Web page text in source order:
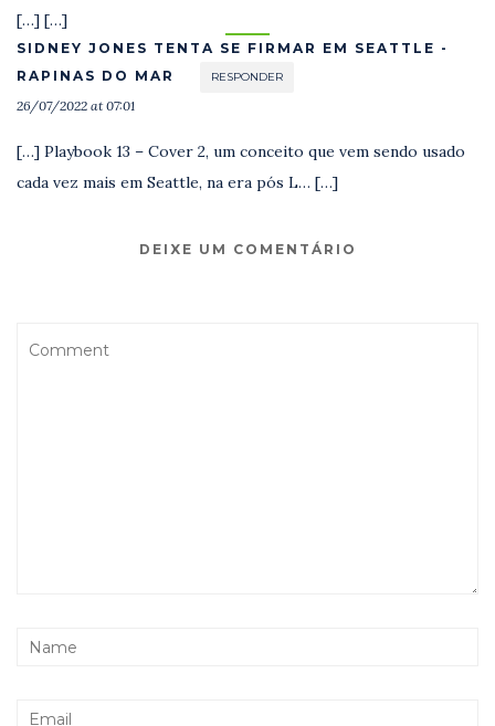
[…] […]
SIDNEY JONES TENTA SE FIRMAR EM SEATTLE -
RAPINAS DO MAR
RESPONDER
26/07/2022 at 07:01
[…] Playbook 13 – Cover 2, um conceito que vem sendo usado
cada vez mais em Seattle, na era pós L… […]
DEIXE UM COMENTÁRIO